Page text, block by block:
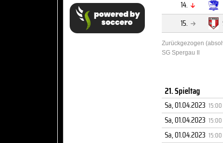
14.
15.
Zurückgezogen
SG Spergau II
21. Spieltag
Sa, 01.04.2023 15:00
Sa, 01.04.2023 15:00
Sa, 01.04.2023 15:00